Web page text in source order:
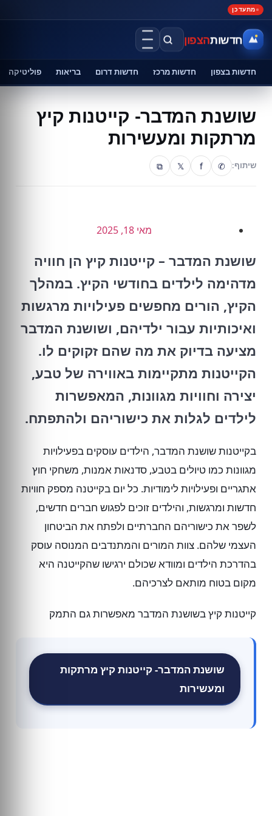
מתעדכן
חדשותהצפון
חדשות בצפון חדשות מרכז חדשות דרום בריאות פוליטיקה
שושנת המדבר- קייטנות קיץ
מרתקות ומעשירות
שיתוף: ✆
f
𝕏
⧉
מאי 18, 2025
שושנת המדבר – קייטנות קיץ הן חוויה
מדהימה לילדים בחודשי הקיץ. במהלך
הקיץ, הורים מחפשים פעילויות מרגשות
ואיכותיות עבור ילדיהם, ושושנת המדבר
מציעה בדיוק את מה שהם זקוקים לו.
הקייטנות מתקיימות באווירה של טבע,
יצירה וחוויות מגוונות, המאפשרות
לילדים לגלות את כישוריהם ולהתפתח.
בקייטנות שושנת המדבר, הילדים עוסקים בפעילויות
מגוונות כמו טיולים בטבע, סדנאות אמנות, משחקי חוץ
אתגריים ופעילויות לימודיות. כל יום בקייטנה מספק חוויות
חדשות ומרגשות, והילדים זוכים לפגוש חברים חדשים,
לשפר את כישוריהם החברתיים ולפתח את הביטחון
העצמי שלהם. צוות המורים והמתנדבים המנוסה עוסק
בהדרכת הילדים ומוודא שכולם ירגישו שהקייטנה היא
מקום בטוח מותאם לצרכיהם.
קייטנות קיץ בשושנת המדבר מאפשרות גם התמק
שושנת המדבר- קייטנות קיץ מרתקות
ומעשירות